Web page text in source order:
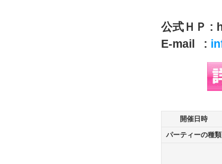
公式ＨＰ :
E-mail :
開催日時
パーティーの種類